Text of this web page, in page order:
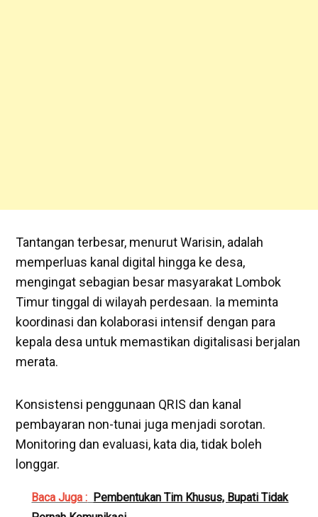
‎Tantangan terbesar, menurut Warisin, adalah
memperluas kanal digital hingga ke desa,
mengingat sebagian besar masyarakat Lombok
Timur tinggal di wilayah perdesaan. Ia meminta
koordinasi dan kolaborasi intensif dengan para
kepala desa untuk memastikan digitalisasi berjalan
merata.
Konsistensi penggunaan QRIS dan kanal
pembayaran non-tunai juga menjadi sorotan.
Monitoring dan evaluasi, kata dia, tidak boleh
longgar.
Baca Juga : Pembentukan Tim Khusus, Bupati Tidak